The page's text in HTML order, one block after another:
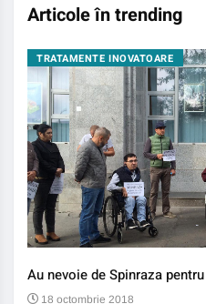
Articole în trending
TRATAMENTE INOVATOARE
Au nevoie de Spinraza
18 octombrie 2018